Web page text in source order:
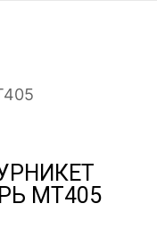
MT405